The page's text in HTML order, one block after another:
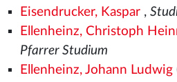
Eisendrucker, Kaspar,
Ellenheinz, Christoph
Pfarrer Studium
Ellenheinz, Johann Ludwig